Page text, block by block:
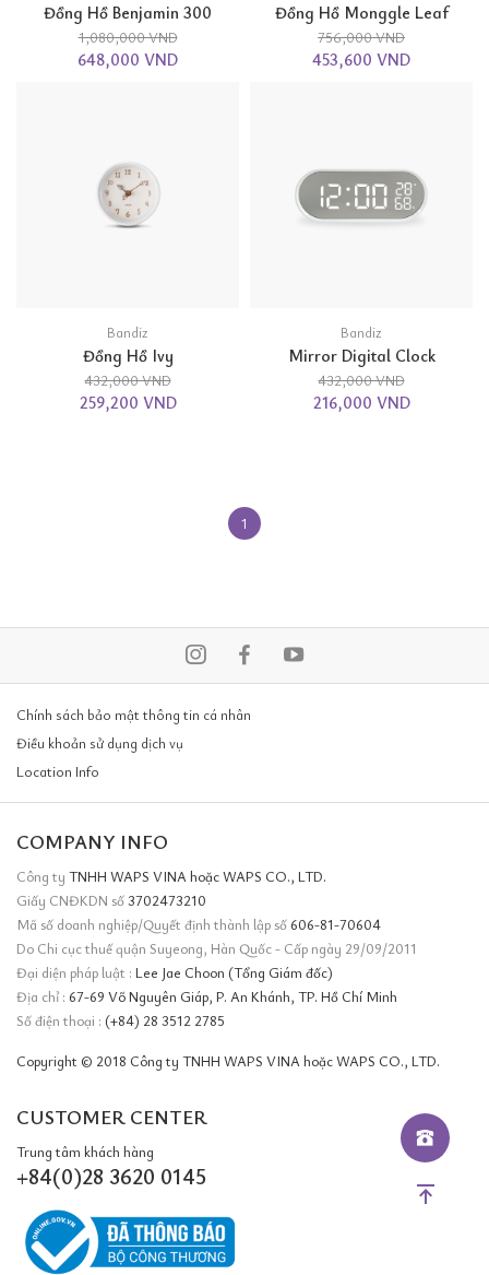
Đồng Hồ Benjamin 300
1,080,000 VND
648,000 VND
Đồng Hồ Monggle Leaf
756,000 VND
453,600 VND
Bandiz
Đồng Hồ Ivy
432,000 VND
259,200 VND
Bandiz
Mirror Digital Clock
432,000 VND
216,000 VND
1
Chính sách bảo mật thông tin cá nhân
Điều khoản sử dụng dịch vụ
Location Info
COMPANY INFO
Công ty TNHH WAPS VINA hoặc WAPS CO., LTD.
Giấy CNĐKDN số3702473210
Mã số doanh nghiệp/Quyết định thành lập số 606-81-70604
Do Chi cục thuế quận Suyeong, Hàn Quốc - Cấp ngày 29/09/2011
Đại diện pháp luật : Lee Jae Choon (Tổng Giám đốc)
Địa chỉ : 67-69 Võ Nguyên Giáp, P. An Khánh, TP. Hồ Chí Minh
Số điện thoại : (+84) 28 3512 2785
Copyright © 2018 Công ty TNHH WAPS VINA hoặc WAPS CO., LTD.
CUSTOMER CENTER
Trung tâm khách hàng
+84(0)28 3620 0145